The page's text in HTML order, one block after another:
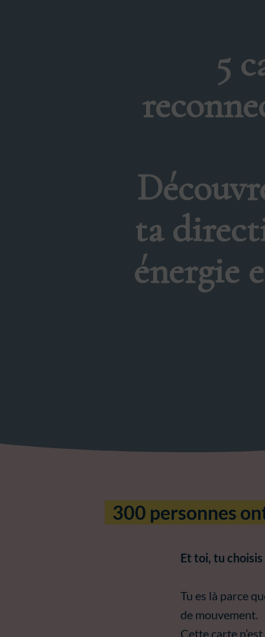
5
ta
énergie
300 personnes
Et toi, tu
Tu es là parce
de mouvement.
Cette carte